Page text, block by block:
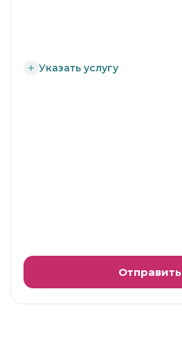
Указать услугу
Отправить